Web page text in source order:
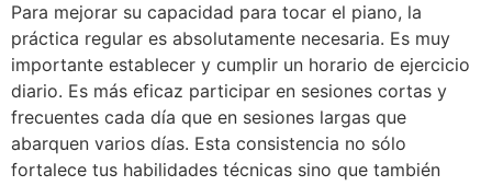
Para mejorar su capacidad para tocar el piano, la
práctica regular es absolutamente necesaria. Es muy
importante establecer y cumplir un horario de ejercicio
diario. Es más eficaz participar en sesiones cortas y
frecuentes cada día que en sesiones largas que
abarquen varios días. Esta consistencia no sólo
fortalece tus habilidades técnicas sino que también